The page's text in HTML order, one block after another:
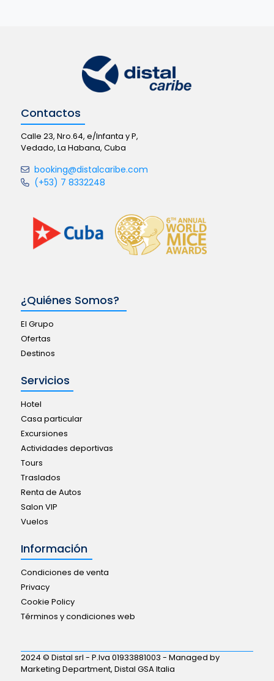
Contactos
Calle 23, Nro.64, e/Infanta y P,
Vedado, La Habana, Cuba
booking@distalcaribe.com
(+53) 7 8332248
¿Quiénes Somos?
El Grupo
Ofertas
Destinos
Servicios
Hotel
Casa particular
Excursiones
Actividades deportivas
Tours
Traslados
Renta de Autos
Salon VIP
Vuelos
Información
Condiciones de venta
Privacy
Cookie Policy
Términos y condiciones web
2024 © Distal srl - P.Iva 01933881003 - Managed by
Marketing Department, Distal GSA Italia